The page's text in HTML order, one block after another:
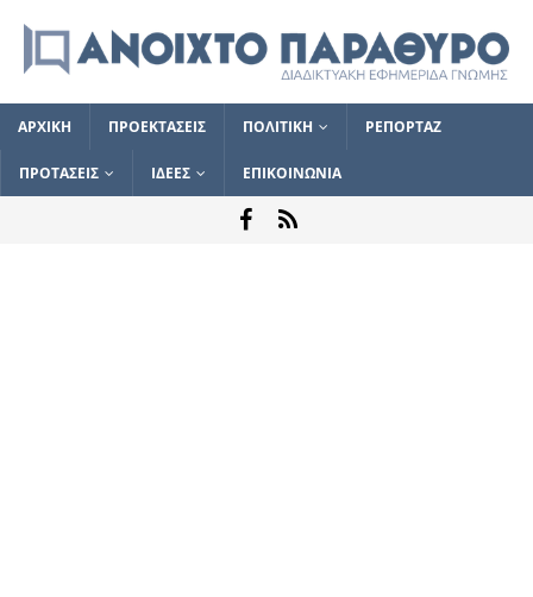
ΑΡΧΙΚΗ ΠΡΟΕΚΤΑΣΕΙΣ ΠΟΛΙΤΙΚΗ ΡΕΠΟΡΤΑΖ
ΠΡΟΤΑΣΕΙΣ ΙΔΕΕΣ ΕΠΙΚΟΙΝΩΝΙΑ